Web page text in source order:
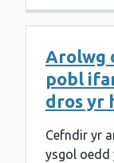
Arolwg
pobl
dros yr
Cefndir yr
ysgol oedd